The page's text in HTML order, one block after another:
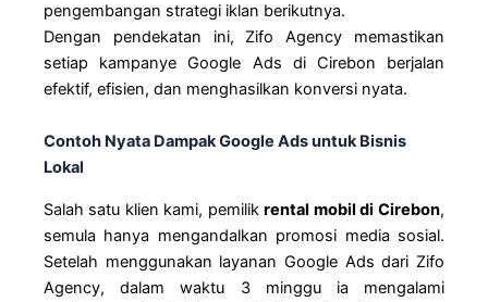
pengembangan strategi iklan berikutnya.
Dengan pendekatan ini, Zifo Agency memastikan
setiap kampanye Google Ads di Cirebon berjalan
efektif, efisien, dan menghasilkan konversi nyata.
Contoh Nyata Dampak Google Ads untuk Bisnis
Lokal
Salah satu klien kami, pemilik rental mobil di Cirebon,
semula hanya mengandalkan promosi media sosial.
Setelah menggunakan layanan Google Ads dari Zifo
Agency, dalam waktu 3 minggu ia mengalami